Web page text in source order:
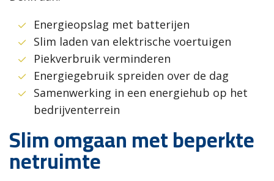
Energieopslag met batterijen
Slim laden van elektrische voertuigen
Piekverbruik verminderen
Energiegebruik spreiden over de dag
Samenwerking in een energiehub op het
bedrijventerrein
Slim omgaan met beperkte
netruimte